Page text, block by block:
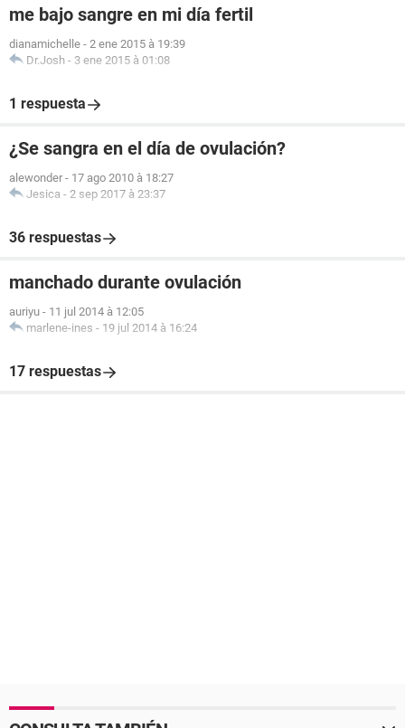
me bajo sangre en mi día fertil
dianamichelle - 2 ene 2015 à 19:39
Dr.Josh - 3 ene 2015 à 01:08
1 respuesta
¿Se sangra en el día de ovulación?
alewonder - 17 ago 2010 à 18:27
Jesica - 2 sep 2017 à 23:37
36 respuestas
manchado durante ovulación
auriyu - 11 jul 2014 à 12:05
marlene-ines - 19 jul 2014 à 16:24
17 respuestas